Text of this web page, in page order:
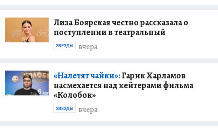
Лиза Боярская честно рассказала о
поступлении в театральный
вчера
ЗВЕЗДЫ
«Налетят чайки»:Гарик Харламов
насмехается над хейтерами фильма
«Колобок»
вчера
ЗВЕЗДЫ